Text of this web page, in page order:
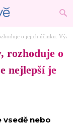
o jejich účinku.
rozhoduje o
nejlepší je
vsedě nebo